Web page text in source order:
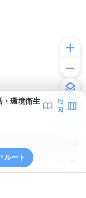
環境衛生
地
図
ルート